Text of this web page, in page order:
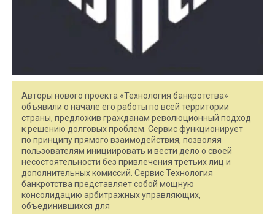
Авторы нового проекта «Технология банкротства»
объявили о начале его работы по всей территории
страны, предложив гражданам революционный подход
к решению долговых проблем. Сервис функционирует
по принципу прямого взаимодействия, позволяя
пользователям инициировать и вести дело о своей
несостоятельности без привлечения третьих лиц и
дополнительных комиссий. Сервис Технология
банкротства представляет собой мощную
консолидацию арбитражных управляющих,
объединившихся для